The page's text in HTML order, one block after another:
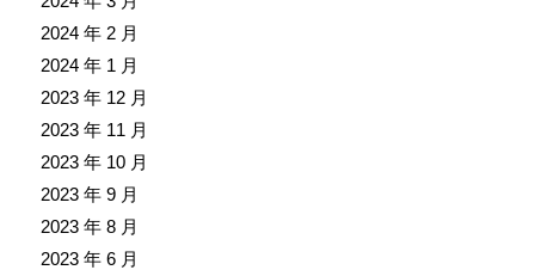
2024 年 2 月
2024 年 1 月
2023 年 12 月
2023 年 11 月
2023 年 10 月
2023 年 9 月
2023 年 8 月
2023 年 6 月